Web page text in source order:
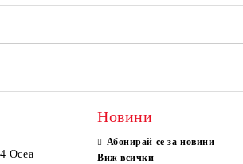
Ocea
Новини
Абонирай се за новини
Виж всички